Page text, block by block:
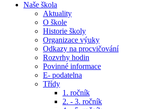
Naše škola
Aktuality
O škole
Historie školy
Organizace výuky
Odkazy na procvičování
Rozvrhy hodin
Povinné informace
E- podatelna
Třídy
1. ročník
2. - 3. ročník